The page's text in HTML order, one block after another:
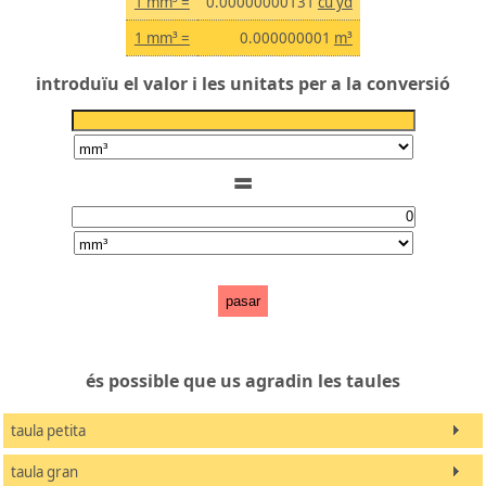
1 mm³ =
0.000000001 m³
introduïu el valor i les unitats per a la conversió
=
pasar
és possible que us agradin les taules
taula petita
taula gran